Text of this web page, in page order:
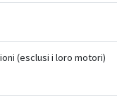
(esclusi i loro motori)